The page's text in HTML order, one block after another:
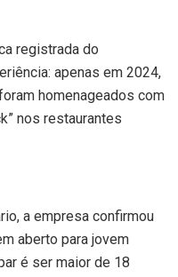
registrada do
apenas em 2024,
homenageados com
nos restaurantes
a empresa confirmou
aberto para jovem
é ser maior de 18